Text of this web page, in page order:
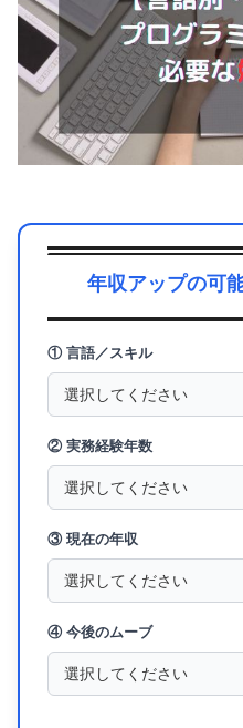
年収アップの可
① 言語／スキル
② 実務経験年数
③ 現在の年収
④ 今後のムーブ